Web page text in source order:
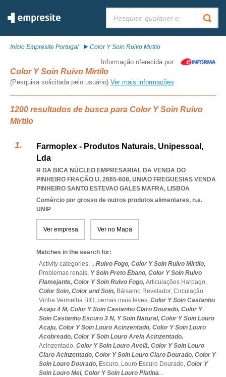
Início Empresite Portugal Color Y Soin Ruivo Mirtilo
Informação oferecida por
Color Y Soin Ruivo Mirtilo
(Pesquisa solicitada pelo usuário) Ver mais informações
1200 resultados de busca para Color Y Soin Ruivo
Mirtilo
Farmoplex - Produtos Naturais, Unipessoal,
Lda
R DA BICA NÚCLEO EMPRESARIAL DA VENDA DO
PINHEIRO FRAÇÃO U, 2665-608, UNIAO FREGUESIAS VENDA
PINHEIRO SANTO ESTEVAO GALES MAFRA, LISBOA
Comércio por grosso de outros produtos alimentares, n.e.
UNIP
Ver empresa Ver no Mapa
Matches in the search for:
Activity categories: ...Ruivo Fogo, Color Y Soin Ruivo Mirtilo,
Problemas renais, Y Soin Preto Ébano, Color Y Soin Ruivo
Flamejante, Color Y Soin Ruivo Fogo, Articulações Harpago,
Color Soin, Color and Soin, Bálsamo Revelador, Circulação
Vinha Vermelha BIO, pernas mais leves, Color Y Soin Castanho
Acaju 4 M, Color Y Soin Castanho Claro Dourado, Color Y
Soin Castanho Escuro 3 N, Y Soin Natural, Color Y Soin Louro
Acaju, Color Y Soin Louro Acinzentado, Color Y Soin Louro
Acobreado, Color Y Soin Louro Areia Acinzentado,
Acinzentado, Color Y Soin Louro Avelã, Color Y Soin Louro
Claro Acinzentado, Color Y Soin Louro Claro Dourado, Color Y
Soin Louro Dourado, Escuro, Louro Escuro Dourado, Color Y
Soin Louro Mel, Color Y Soin Louro Platina...